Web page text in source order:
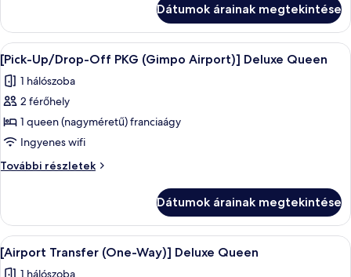
Dátumok árainak megtekintése
A
következő
szoba
összes
képének
megtekintése:
[Pick-
Up/Drop-
PKG
(Gimpo
Airport)]
Deluxe
Egy szállodai szoba, amelyben egy
4
[Pick-Up/Drop-Off PKG (Gimpo Airport)] Deluxe Queen
1 hálószoba
2 férőhely
1 queen (nagyméretű) franciaágy
Ingyenes wifi
További részletek
[Pick-
(Gimpo
Airport)]
Deluxe
Queen
Dátumok árainak megtekintése
A
következő
Egy szállodai szoba, amelyben egy
4
[Airport Transfer (One-Way)] Deluxe Queen
1 hálószoba